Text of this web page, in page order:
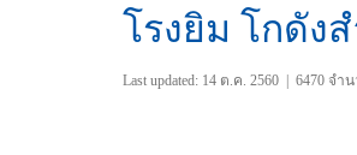
โรงยิม โกดัง
Last updated: 14 ต.ค. 2560 6470 จำ